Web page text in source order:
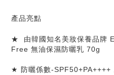
產品亮點
★ 由韓國知名美妝保養品牌
Free 無油保濕防曬乳 70g
★ 防曬係數-SPF50+PA++++